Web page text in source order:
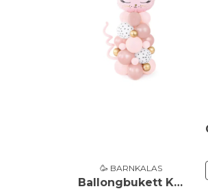
🥳 BARNKALAS
Ballongbukett Katt Rosa